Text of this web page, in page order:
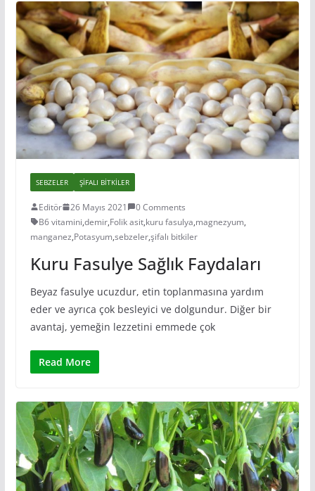
SEBZELER ŞIFALI BITKILER
Editör 26 Mayıs 2021
0 Comments
B6 vitamini,demir,Folik asit,kuru fasulya,magnezyum,
manganez,Potasyum,sebzeler,şifalı bitkiler
Kuru Fasulye Sağlık Faydaları
Beyaz fasulye ucuzdur, etin toplanmasına yardım
eder ve ayrıca çok besleyici ve dolgundur. Diğer bir
avantaj, yemeğin lezzetini emmede çok
Read More